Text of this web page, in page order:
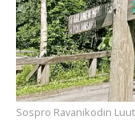
Sospro Ravanikodin